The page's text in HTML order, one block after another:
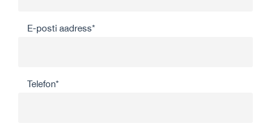
E-posti aadress*
Telefon*